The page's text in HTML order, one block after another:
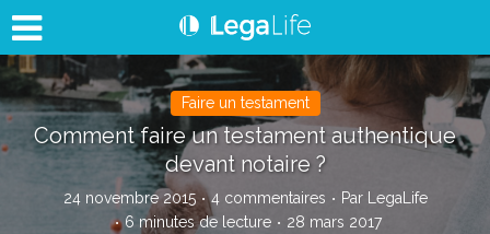
Faire un testament
Comment faire un testament authentique
devant notaire ?
24 novembre 2015 4 commentaires Par
LegaLife
6 minutes de lecture
28 mars 2017